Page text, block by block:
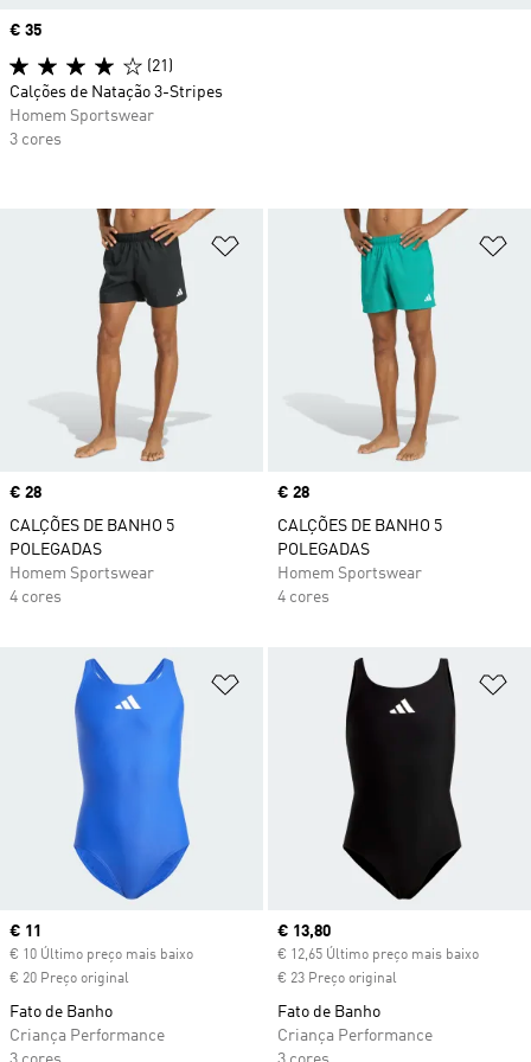
Adicionar à Lista de Desejos
Price
€ 28
CALÇÕES DE BANHO 5
POLEGADAS
Homem Sportswear
4 cores
Price
€ 28
CALÇÕES DE BANHO 5
POLEGADAS
Homem Sportswear
4 cores
Adicionar à Lista de Desejos
Current price
€ 11
€ 10 Último preço mais baixo
€ 20 Preço original
Fato de Banho
Criança Performance
Current price
€ 13,80
€ 12,65 Último preço mais baixo
€ 23 Preço original
Fato de Banho
Criança Performance
Price
€ 35
(21)
Calções de Natação 3-Stripes
Homem Sportswear
3 cores